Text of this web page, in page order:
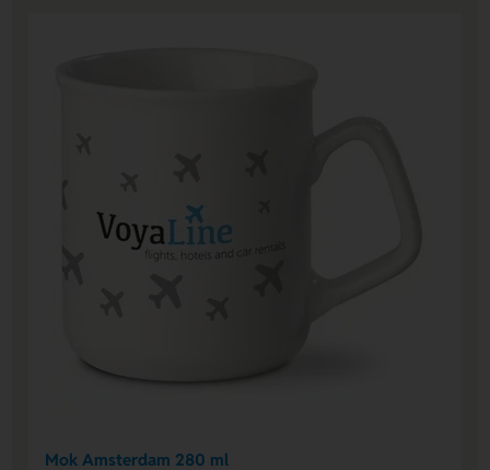
Mok Amsterdam 280 ml